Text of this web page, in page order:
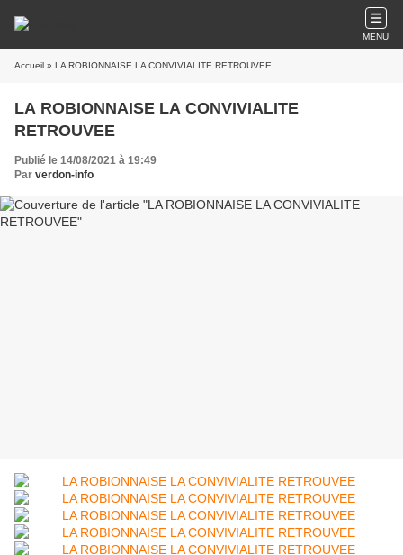
MENU
Accueil » LA ROBIONNAISE LA CONVIVIALITE RETROUVEE
LA ROBIONNAISE LA CONVIVIALITE
RETROUVEE
Publié le 14/08/2021 à 19:49
Par verdon-info